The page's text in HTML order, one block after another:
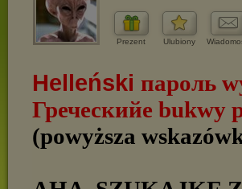
Prezent Ulubiony